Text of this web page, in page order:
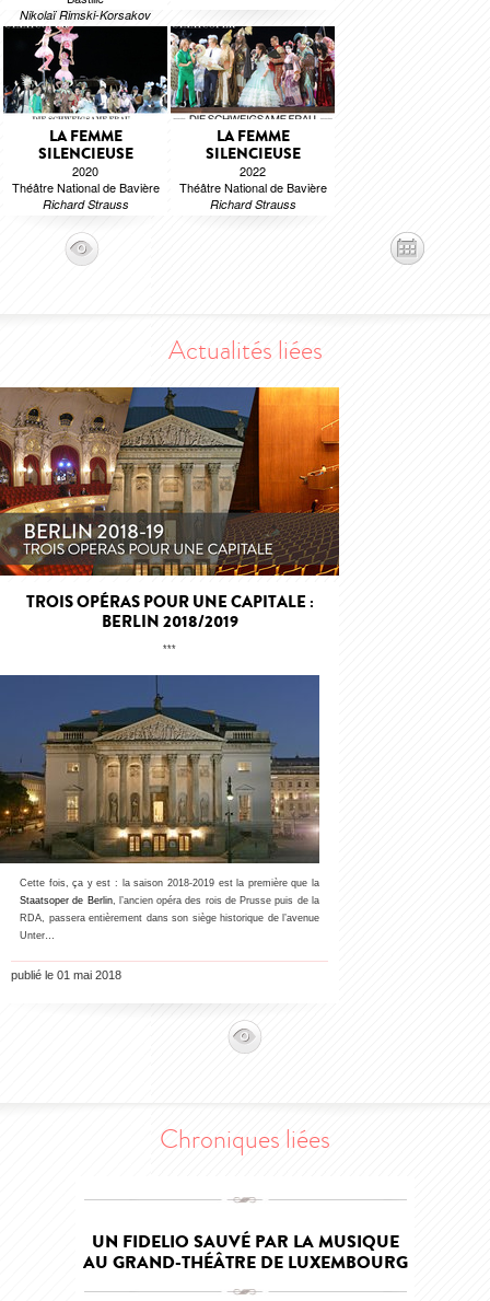
Nikolaï Rimski-Korsakov
LA FEMME
SILENCIEUSE
2020
Théâtre National de Bavière
Richard Strauss
LA FEMME
SILENCIEUSE
2022
Théâtre National de Bavière
Richard Strauss
Actualités liées
TROIS OPÉRAS POUR UNE CAPITALE :
BERLIN 2018/2019
***
Cette fois, ça y est : la saison 2018-2019 est la première que la
Staatsoper de Berlin, l’ancien opéra des rois de Prusse puis de la
RDA, passera entièrement dans son siège historique de l’avenue
Unter…
publié le 01 mai 2018
Chroniques liées
UN FIDELIO SAUVÉ PAR LA MUSIQUE
AU GRAND-THÉÂTRE DE LUXEMBOURG